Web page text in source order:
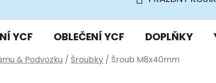
KOŠÍK
YCF OBLEČENÍ YCF DOPLŇKY
& Podvozku / Šroubky / Šroub M8x40mm